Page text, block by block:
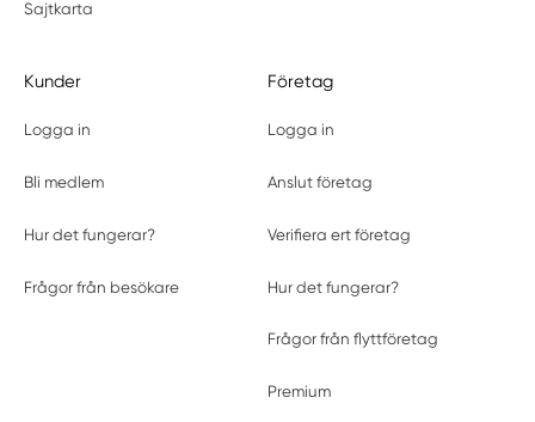
Sajtkarta
Kunder
Logga in
Bli medlem
Hur det fungerar?
Frågor från besökare
Företag
Logga in
Anslut företag
Verifiera ert företag
Hur det fungerar?
Frågor från flyttföretag
Premium